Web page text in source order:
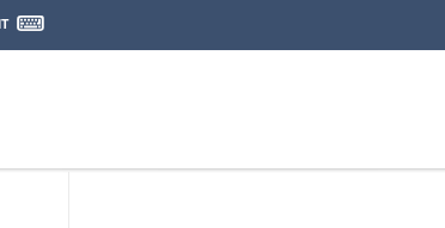
Kontaktformular